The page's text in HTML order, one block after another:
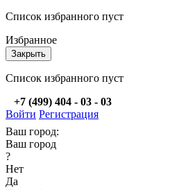
Список избранного пуст
Избранное
Закрыть
Список избранного пуст
+7 (499) 404 - 03 - 03
Войти Регистрация
Ваш город:
Ваш город
?
Нет
Да